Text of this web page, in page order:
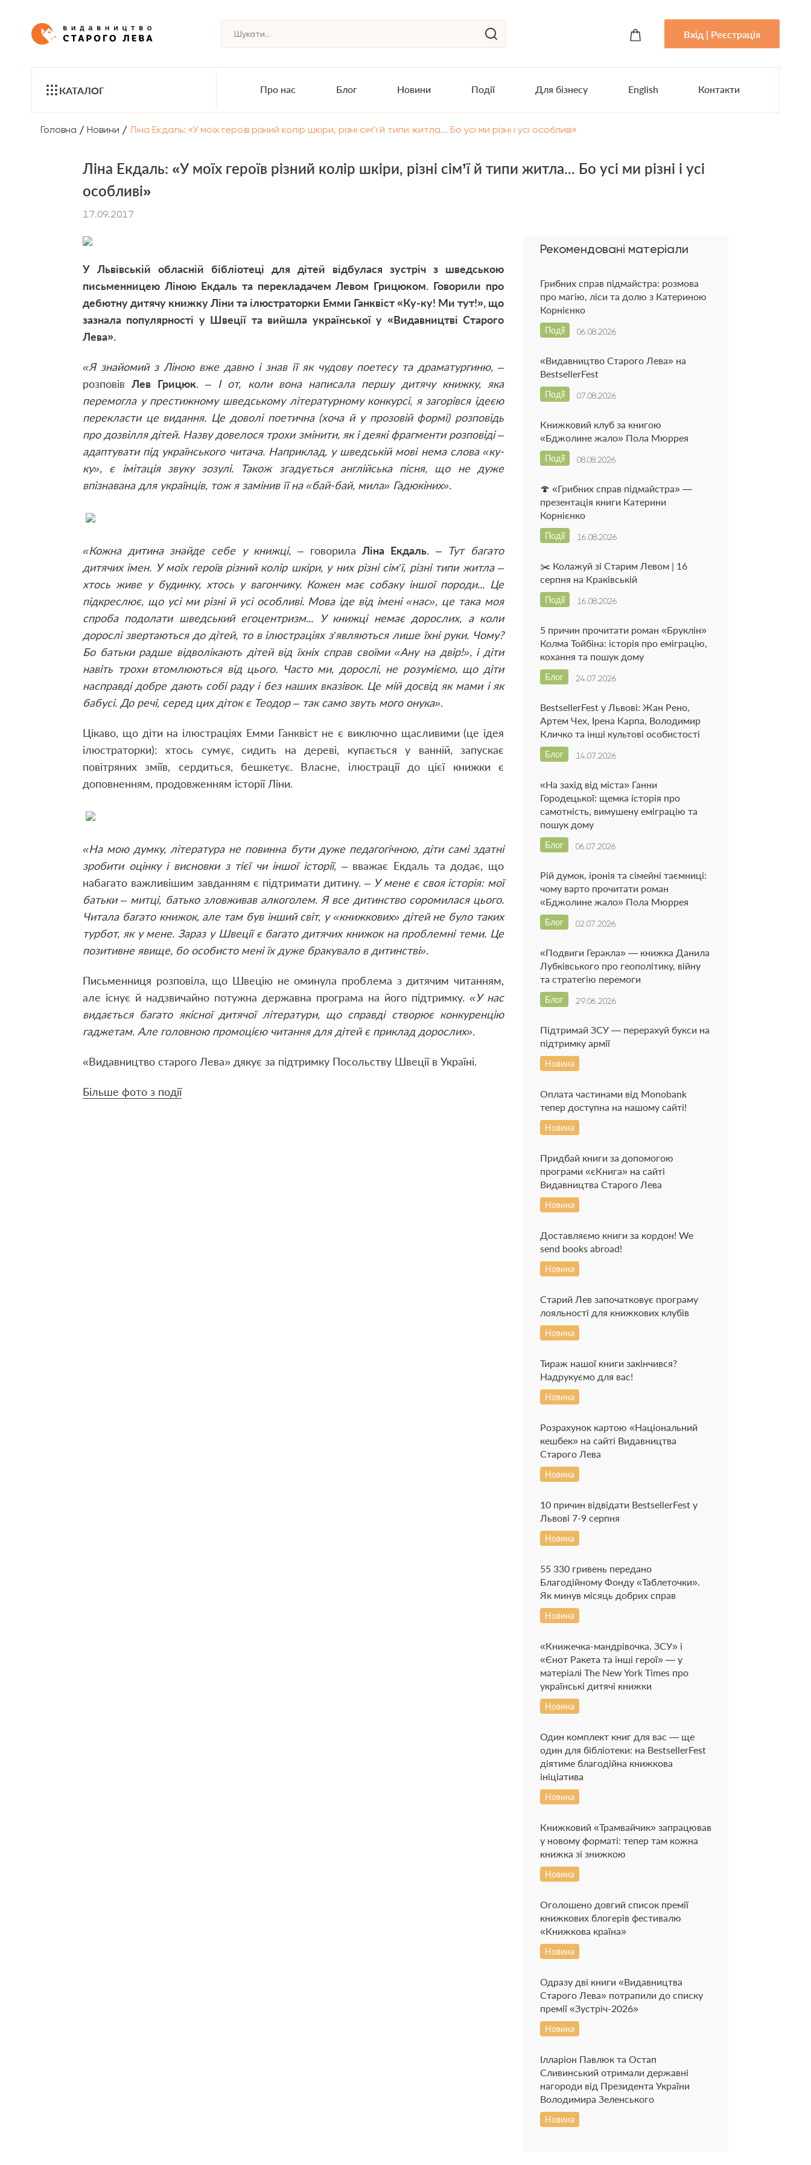
Вхід | Реєстрація
КАТАЛОГ Про нас Блог Новини Події Для бізнесу English Контакти
Головна / Новини / Ліна Екдаль: «У моїх героїв різний колір шкіри, різні сім’ї й типи житла... Бо усі ми різні і усі особливі»
Ліна Екдаль: «У моїх героїв різний колір шкіри, різні сім’ї й типи житла... Бо усі ми різні і усі
особливі»
17.09.2017
У Львівській обласній бібліотеці для дітей відбулася зустріч з шведською
письменницею Ліною Екдаль та перекладачем Левом Грицюком. Говорили про
дебютну дитячу книжку Ліни та ілюстраторки Емми Ганквіст «Ку-ку! Ми тут!», що
зазнала популярності у Швеції та вийшла української у «Видавництві Старого
Лева».
«Я знайомий з Ліною вже давно і знав її як чудову поетесу та драматургиню, –
розповівЛев Грицюк. – І от, коли вона написала першу дитячу книжку, яка
перемогла у престижному шведському літературному конкурсі, я загорівся ідеєю
перекласти це видання. Це доволі поетична (хоча й у прозовій формі) розповідь
про дозвілля дітей. Назву довелося трохи змінити, як і деякі фрагменти розповіді –
адаптувати під українського читача. Наприклад, у шведській мові нема слова «ку-
ку», є імітація звуку зозулі. Також згадується англійська пісня, що не дуже
впізнавана для українців, тож я замінив її на «бай-бай, мила» Гадюкіних».
«Кожна дитина знайде себе у книжці, – говорилаЛіна Екдаль. – Тут багато
дитячих імен. У моїх героїв різний колір шкіри, у них різні сім’ї, різні типи житла –
хтось живе у будинку, хтось у вагончику. Кожен має собаку іншої породи... Це
підкреслює, що усі ми різні й усі особливі. Мова іде від імені «нас», це така моя
спроба подолати шведський егоцентризм... У книжці немає дорослих, а коли
дорослі звертаються до дітей, то в ілюстраціях з’являються лише їхні руки. Чому?
Бо батьки радше відволікають дітей від їхніх справ своїми «Ану на двір!», і діти
навіть трохи втомлюються від цього. Часто ми, дорослі, не розуміємо, що діти
насправді добре дають собі раду і без наших вказівок. Це мій досвід як мами і як
бабусі. До речі, серед цих діток є Теодор – так само звуть мого онука».
Цікаво, що діти на ілюстраціях Емми Ганквіст не є виключно щасливими (це ідея
ілюстраторки): хтось сумує, сидить на дереві, купається у ванній, запускає
повітряних зміїв, сердиться, бешкетує. Власне, ілюстрації до цієї книжки є
доповненням, продовженням історії Ліни.
«На мою думку, література не повинна бути дуже педагогічною, діти самі здатні
зробити оцінку і висновки з тієї чи іншої історії, – вважає Екдаль та додає, що
набагато важливішим завданням є підтримати дитину. – У мене є своя історія: мої
батьки – митці, батько зловживав алкоголем. Я все дитинство соромилася цього.
Читала багато книжок, але там був інший світ, у «книжкових» дітей не було таких
турбот, як у мене. Зараз у Швеції є багато дитячих книжок на проблемні теми. Це
позитивне явище, бо особисто мені їх дуже бракувало в дитинстві».
Письменниця розповіла, що Швецію не оминула проблема з дитячим читанням,
але існує й надзвичайно потужна державна програма на його підтримку. «У нас
видається багато якісної дитячої літератури, що справді створює конкуренцію
гаджетам. Але головною промоцією читання для дітей є приклад дорослих».
«Видавництво старого Лева» дякує за підтримку Посольству Швеції в Україні.
Більше фото з події
Рекомендовані матеріали
Грибних справ підмайстра: розмова
про магію, ліси та долю з Катериною
Корнієнко
06.08.2026
Події
«Видавництво Старого Лева» на
BestsellerFest
07.08.2026
Події
Книжковий клуб за книгою
«Бджолине жало» Пола Мюррея
08.08.2026
Події
🍄 «Грибних справ підмайстра» —
презентація книги Катерини
Корнієнко
16.08.2026
Події
✂️ Колажуй зі Старим Левом | 16
серпня на Краківській
16.08.2026
Події
5 причин прочитати роман «Бруклін»
Колма Тойбіна: історія про еміграцію,
кохання та пошук дому
24.07.2026
Блог
BestsellerFest у Львові: Жан Рено,
Артем Чех, Ірена Карпа, Володимир
Кличко та інші культові особистості
14.07.2026
Блог
«На захід від міста» Ганни
Городецької: щемка історія про
самотність, вимушену еміграцію та
пошук дому
06.07.2026
Блог
Рій думок, іронія та сімейні таємниці:
чому варто прочитати роман
«Бджолине жало» Пола Мюррея
02.07.2026
Блог
«Подвиги Геракла» — книжка Данила
Лубківського про геополітику, війну
та стратегію перемоги
29.06.2026
Блог
Підтримай ЗСУ — перерахуй букси на
підтримку армії
Новина
Оплата частинами від Monobank
тепер доступна на нашому сайті!
Новина
Придбай книги за допомогою
програми «єКнига» на сайті
Видавництва Старого Лева
Новина
Доставляємо книги за кордон! We
send books abroad!
Новина
Старий Лев започатковує програму
лояльності для книжкових клубів
Новина
Тираж нашої книги закінчився?
Надрукуємо для вас!
Новина
Розрахунок картою «Національний
кешбек» на сайті Видавництва
Старого Лева
Новина
10 причин відвідати BestsellerFest у
Львові 7-9 серпня
Новина
55 330 гривень передано
Благодійному Фонду «Таблеточки».
Як минув місяць добрих справ
Новина
«Книжечка-мандрівочка. ЗСУ» і
«Єнот Ракета та інші герої» — у
матеріалі The New York Times про
українські дитячі книжки
Новина
Один комплект книг для вас — ще
один для бібліотеки: на BestsellerFest
діятиме благодійна книжкова
ініціатива
Новина
Книжковий «Трамвайчик» запрацював
у новому форматі: тепер там кожна
книжка зі знижкою
Новина
Оголошено довгий список премії
книжкових блогерів фестивалю
«Книжкова країна»
Новина
Одразу дві книги «Видавництва
Старого Лева» потрапили до списку
премії «Зустріч-2026»
Новина
Ілларіон Павлюк та Остап
Сливинський отримали державні
нагороди від Президента України
Володимира Зеленського
Новина